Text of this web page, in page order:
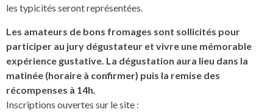
les typicités seront représentées.
Les amateurs de bons fromages sont sollicités pour
participer au jury dégustateur et vivre une mémorable
expérience gustative. La dégustation aura lieu dans la
matinée (horaire à confirmer) puis la remise des
récompenses à 14h.
Inscriptions ouvertes sur le site :